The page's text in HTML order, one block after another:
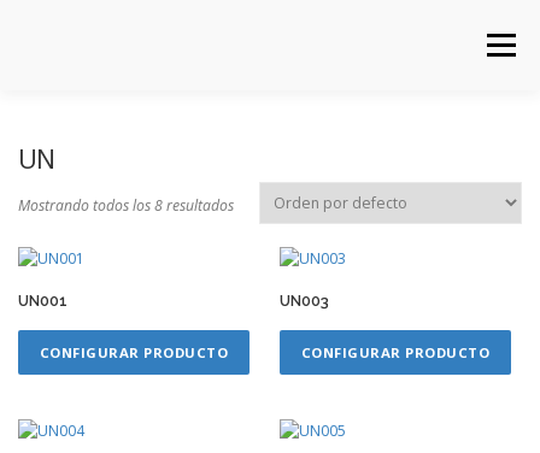
Menú
UN
Mostrando todos los 8 resultados
UN001
CONFIGURAR PRODUCTO
UN003
CONFIGURAR PRODUCTO